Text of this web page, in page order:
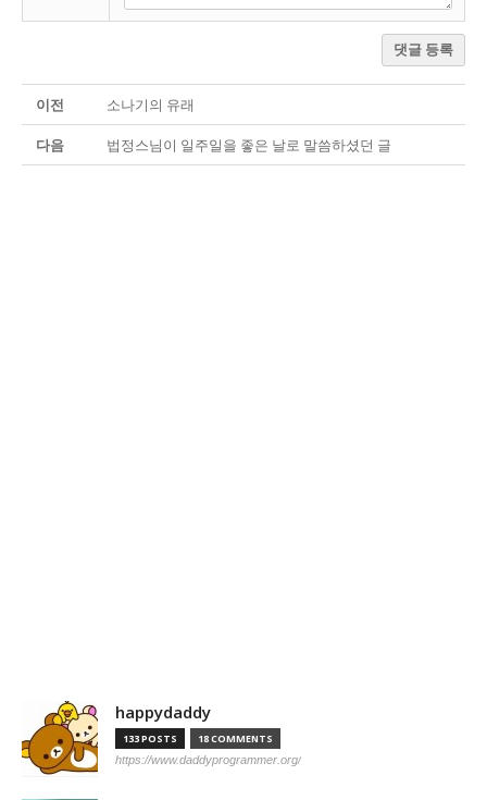
댓글 등록
이전 소나기의 유래
다음 법정스님이 일주일을 좋은 날로 말씀하셨던 글
happydaddy
133 POSTS 18 COMMENTS
https://www.daddyprogrammer.org/